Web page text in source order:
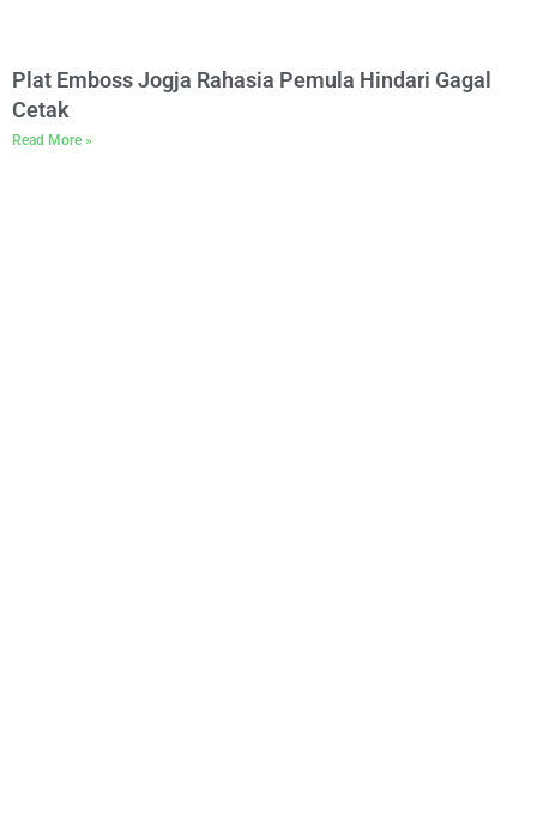
Plat Emboss Jogja Rahasia Pemula Hindari Gagal
Cetak
Read More »